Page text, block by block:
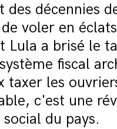
décennies
voler en
Lula a brisé le
fiscal
taxer les
c'est une
du pays.